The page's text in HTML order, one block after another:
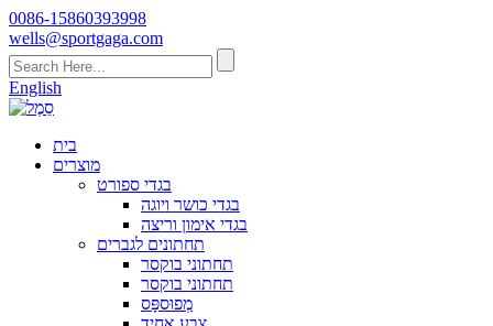
0086-15860393998
wells@sportgaga.com
English
בית
מוצרים
בגדי ספורט
בגדי כושר ויוגה
בגדי אימון וריצה
תחתונים לגברים
תחתוני בוקסר
תחתוני בוקסר
מְפוּספָּס